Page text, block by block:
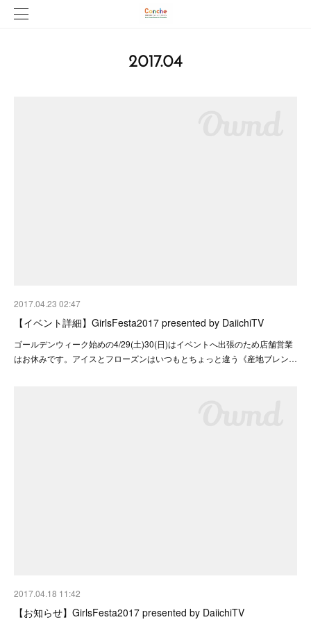
2017.04
2017.04.23 02:47
【イベント詳細】GirlsFesta2017 presented by DaiichiTV
ゴールデンウィーク始めの4/29(土)30(日)はイベントへ出張のため店舗営業
はお休みです。アイスとフローズンはいつもとちょっと違う《産地ブレン…
2017.04.18 11:42
【お知らせ】GirlsFesta2017 presented by DaiichiTV